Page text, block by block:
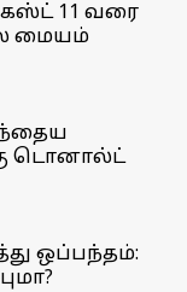
11 வரை
மையம்
டொனால்ட்
ஒப்பந்தம்: